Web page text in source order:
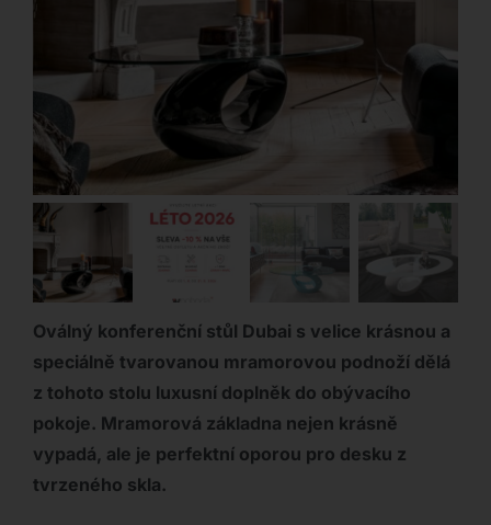
Oválný konferenční stůl Dubai s velice krásnou a
speciálně tvarovanou mramorovou podnoží dělá
z tohoto stolu luxusní doplněk do obývacího
pokoje. Mramorová základna nejen krásně
vypadá, ale je perfektní oporou pro desku z
tvrzeného skla.